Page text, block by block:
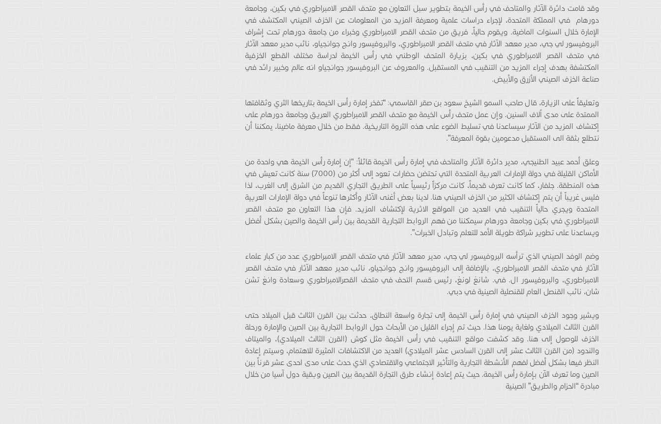
وقد قامت دائرة الآثار والمتاحف في رأس الخيمة بتطوير سبل التعاون مع متحف القصر الامبراطوري في بكين، وجامعة
دورهام في المملكة المتحدة، لإجراء دراسات علمية ومعرفة المزيد من المعلومات عن الخزف الصيني المكتشف في
الإمارة خلال السنوات الماضية. ويقوم حالياً، فريق من متحف القصر الامبراطوري وخبراء من جامعة دورهام تحت إشراف
البروفيسور لي جي، مدير معهد الآثار في متحف القصر الامبراطوري، والبروفيسور وانج جوانجياو، نائب مدير معهد الآثار
في متحف القصر الامبراطوري في بكين، بزيارة المتحف الوطني في رأس الخيمة لدراسة مختلف القطع الخزفية
المكتشفة بهدف إجراء المزيد من التنقيب في المستقبل. والمعروف عن البروفيسور جوانجياو انه عالم وخبير رائد في
صناعة الخزف الصيني الأزرق والأبيض.
وتعليقاً على الزيارة، قال صاحب السمو الشيخ سعود بن صقر القاسمي: “تفخر إمارة رأس الخيمة بتاريخها الثري وثقافتها
الممتدة على مدى اّلاف السنين. وإن عمل متحف رأس الخيمة مع متحف القصر الامبراطوري العريق وجامعة دورهام على
إكتشاف المزيد من الآثار سيساعدنا في تسليط الضوء على هذه الثروة التاريخية. فقط من خلال معرفة ماضينا، يمكننا أن
نتطلع بثقة الى المستقبل مدعومين بقوة المعرفة”.
وعلق أحمد عبيد الطنيجي، مدير دائرة الآثار والمتاحف في إمارة رأس الخيمة قائلاً: “إن إمارة رأس الخيمة هي واحدة من
الأماكن القليلة في دولة الإمارات العربية المتحدة التي تحتضن حضارات تعود إلى أكثر من (7000) سنة كانت تعيش في
هذه المنطقة. جلفار، كما كانت تعرف قديماً، كانت مركزاً رئيسياً على الطريق التجاري القديم من الشرق إلى الغرب، لذا
فليس غريباً أن يتم إكتشاف الكثير من الخزف الصيني هنا. لدينا بعض أغنى الآثار وأكثرها تنوعاً في دولة الإمارات العربية
المتحدة ويجري حالياً التنقيب في العديد من المواقع الاثرية لإكتشاف المزيد. فإن هذا التعاون مع متحف القصر
الامبراطوري في بكين وجامعة دورهام سيمكننا من فهم الروابط التجارية القديمة بين رأس الخيمة والصين بشكل أفضل
ويساعدنا على تطوير شراكة طويلة الأمد للتعلم وتبادل الخبرات”.
وضم الوفد الصيني الذي ترأسه البروفيسور لي جي، مدير معهد الآثار في متحف القصر الامبراطوري عدد من كبار علماء
الآثار في متحف القصر الامبراطوري، بالإضافة إلى البروفيسور وانج جوانجياو، نائب مدير معهد الآثار في متحف القصر
الامبراطوري، والبروفيسور ال. في. شانغ لونغ، رئيس قسم التحف في متحف القصرالامبراطوري وسعادة وانغ تشن
شان، نائب القنصل العام للقنصلية الصينية في دبي.
ويشير وجود الخزف الصيني في إمارة رأس الخيمة إلى تجارة واسعة النطاق، حدثت بين القرن الثالث قبل الميلاد حتى
القرن الثالث الميلادي ولغاية يومنا هذا. حيث تم إجراء القليل من الأبحاث حول الروابط التجارية بين الصين والإمارة ورحلة
الخزف للوصول إلى هنا. وقد كشفت مواقع التنقيب في رأس الخيمة مثل كوش (القرن الثالث الميلادي)، والميتاف
والندود (من القرن الثالث عشر إلى القرن السادس عشر الميلادي) العديد من الاكتشافات المثيرة للاهتمام، وسيتم إعادة
النظر فيها بشكل أفضل لفهم الأنشطة التجارية والتأثير الاجتماعي والاقتصادي الذي حدث على مدى احدى عشر قرناً بين
الصين وما تعرف الآن بإمارة رأس الخيمة. حيث يتم إعادة إنشاء طرق التجارة القديمة بين الصين وبقية دول آسيا من خلال
مبادرة “الحزام والطريق” الصينية